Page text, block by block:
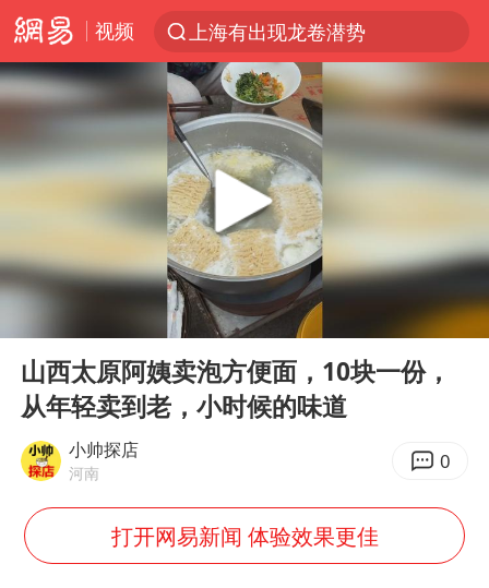
视频
上海有出现龙卷潜势
上海：5号线16号线浦江线全线停运
白海豚逼近浙闽沿海
上门女婿出轨女邻居多年被判重婚罪
《披荆斩棘2026》阵容官宣
王艺迪无缘横滨赛决赛
白海豚或提早3小时登陆
萌娃帮爷爷脱玉米 卖力干活超可爱
Play
00:15
山西太原阿姨卖泡方便面，10块一份，
从年轻卖到老，小时候的味道
小帅探店
河南 0
打开网易新闻 体验效果更佳